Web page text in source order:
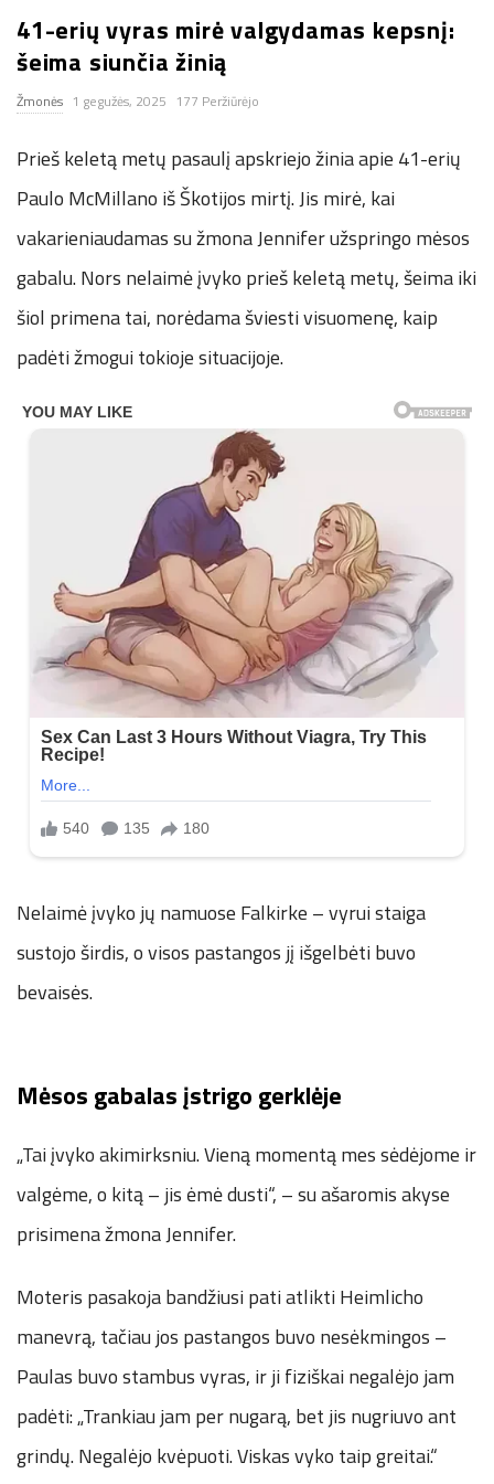
n
.
n
e
t
41-erių vyras mirė valgydamas kepsnį:
šeima siunčia žinią
Žmonės 1 gegužės, 2025 177 Peržiūrėjo
Prieš keletą metų pasaulį apskriejo žinia apie 41-erių
Paulo McMillano iš Škotijos mirtį. Jis mirė, kai
vakarieniaudamas su žmona Jennifer užspringo mėsos
gabalu. Nors nelaimė įvyko prieš keletą metų, šeima iki
šiol primena tai, norėdama šviesti visuomenę, kaip
padėti žmogui tokioje situacijoje.
Nelaimė įvyko jų namuose Falkirke – vyrui staiga
sustojo širdis, o visos pastangos jį išgelbėti buvo
bevaisės.
Mėsos gabalas įstrigo gerklėje
„Tai įvyko akimirksniu. Vieną momentą mes sėdėjome ir
valgėme, o kitą – jis ėmė dusti“, – su ašaromis akyse
prisimena žmona Jennifer.
Moteris pasakoja bandžiusi pati atlikti Heimlicho
manevrą, tačiau jos pastangos buvo nesėkmingos –
Paulas buvo stambus vyras, ir ji fiziškai negalėjo jam
padėti: „Trankiau jam per nugarą, bet jis nugriuvo ant
grindų. Negalėjo kvėpuoti. Viskas vyko taip greitai.“